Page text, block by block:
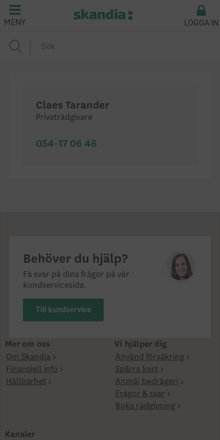
MENY LOGGA IN
Claes Tarander
Privatrådgivare
054-17 06 46
Behöver du hjälp?
Få svar på dina frågor på vår
kundservicesida.
Till kundservice
Mer om oss
Om Skandia
Finansiell info
Hållbarhet
Vi hjälper dig
Använd försäkring
Spärra kort
Anmäl bedrägeri
Frågor & svar
Boka rådgivning
Kanaler